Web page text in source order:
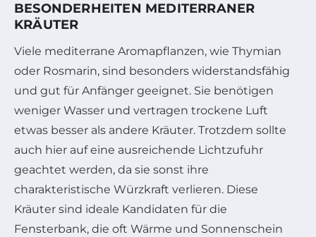
BESONDERHEITEN MEDITERRANER
KRÄUTER
Viele mediterrane Aromapflanzen, wie Thymian
oder Rosmarin, sind besonders widerstandsfähig
und gut für Anfänger geeignet. Sie benötigen
weniger Wasser und vertragen trockene Luft
etwas besser als andere Kräuter. Trotzdem sollte
auch hier auf eine ausreichende Lichtzufuhr
geachtet werden, da sie sonst ihre
charakteristische Würzkraft verlieren. Diese
Kräuter sind ideale Kandidaten für die
Fensterbank, die oft Wärme und Sonnenschein